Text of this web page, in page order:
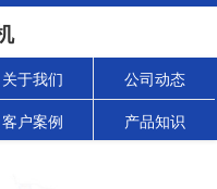
关于我们 公司动态
客户案例 产品知识